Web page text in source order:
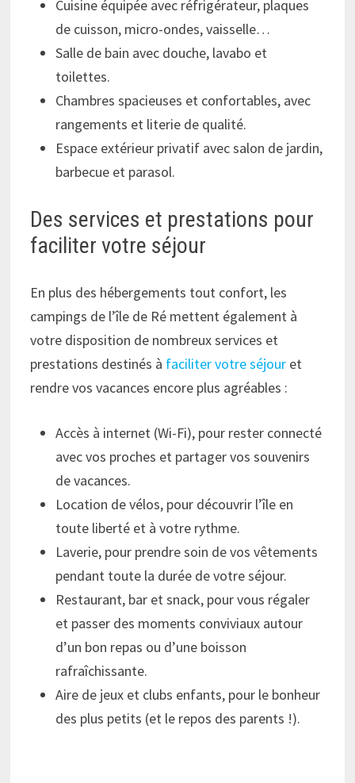
Cuisine équipée avec réfrigérateur, plaques
de cuisson, micro-ondes, vaisselle…
Salle de bain avec douche, lavabo et
toilettes.
Chambres spacieuses et confortables, avec
rangements et literie de qualité.
Espace extérieur privatif avec salon de jardin,
barbecue et parasol.
Des services et prestations pour
faciliter votre séjour
En plus des hébergements tout confort, les
campings de l’île de Ré mettent également à
votre disposition de nombreux services et
prestations destinés à faciliter votre séjour et
rendre vos vacances encore plus agréables :
Accès à internet (Wi-Fi), pour rester connecté
avec vos proches et partager vos souvenirs
de vacances.
Location de vélos, pour découvrir l’île en
toute liberté et à votre rythme.
Laverie, pour prendre soin de vos vêtements
pendant toute la durée de votre séjour.
Restaurant, bar et snack, pour vous régaler
et passer des moments conviviaux autour
d’un bon repas ou d’une boisson
rafraîchissante.
Aire de jeux et clubs enfants, pour le bonheur
des plus petits (et le repos des parents !).